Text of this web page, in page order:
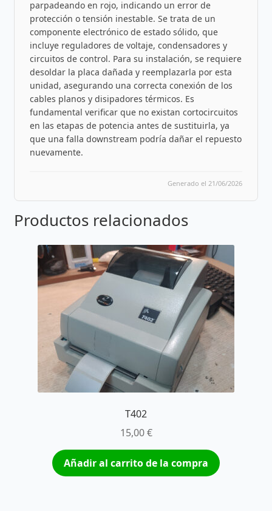
parpadeando en rojo, indicando un error de
protección o tensión inestable. Se trata de un
componente electrónico de estado sólido, que
incluye reguladores de voltaje, condensadores y
circuitos de control. Para su instalación, se requiere
desoldar la placa dañada y reemplazarla por esta
unidad, asegurando una correcta conexión de los
cables planos y disipadores térmicos. Es
fundamental verificar que no existan cortocircuitos
en las etapas de potencia antes de sustituirla, ya
que una falla downstream podría dañar el repuesto
nuevamente.
Generado el 21/06/2026
Productos relacionados
T402
15,00€
Añadir al carrito de la compra